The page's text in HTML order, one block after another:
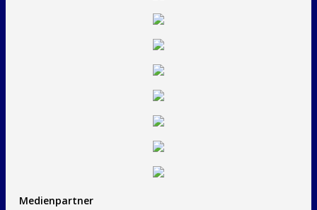
Medienpartner